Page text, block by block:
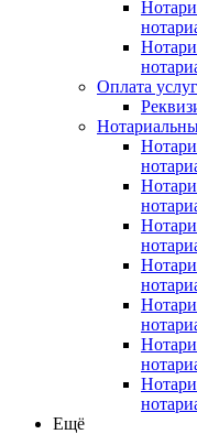
Оплата услуг
Ещё